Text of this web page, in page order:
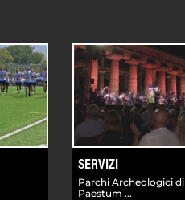
SERVIZI
Parchi Archeologici di
Paestum ...